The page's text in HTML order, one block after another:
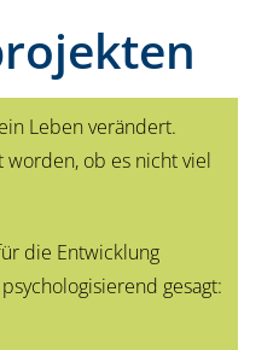
Leben verändert.
ob es nicht viel
die Entwicklung
gesagt: